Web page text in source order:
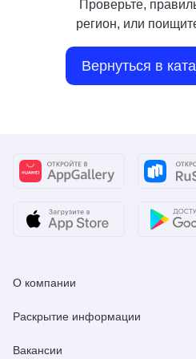
Проверьте,
регион, или
Вернуться в
О компании
Раскрытие информации
Вакансии